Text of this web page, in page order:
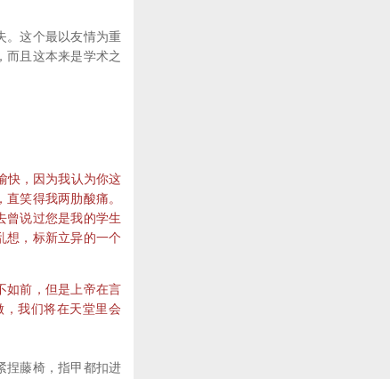
这个最以友情为重
而且这本来是学术之
快，因为我认为你这
笑得我两肋酸痛。
曾说过您是我的学生
想，标新立异的一个
前，但是上帝在言
我们将在天堂里会
藤椅，指甲都扣进